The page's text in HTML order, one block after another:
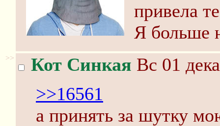
привела
Я больше
>> Кот Синкая Вс 01
>>16561
а принять за шутку